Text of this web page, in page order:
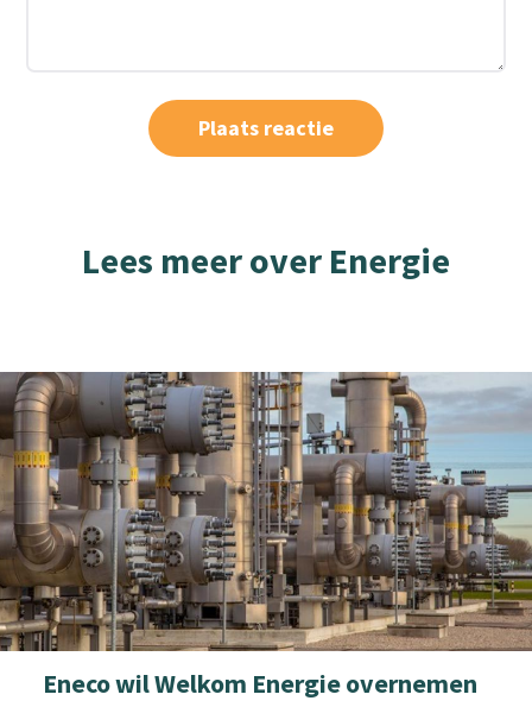
Lees meer over Energie
Eneco wil Welkom Energie overnemen